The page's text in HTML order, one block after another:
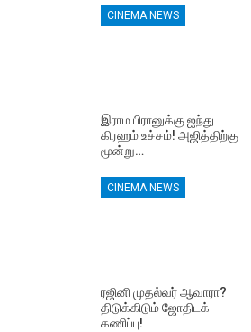
CINEMA NEWS
இராம பிரானுக்கு ஐந்து
கிரஹம் உச்சம்! அஜித்திற்கு
மூன்று…
CINEMA NEWS
ரஜினி முதல்வர் ஆவாரா?
திடுக்கிடும் ஜோதிடக்
கணிப்பு!